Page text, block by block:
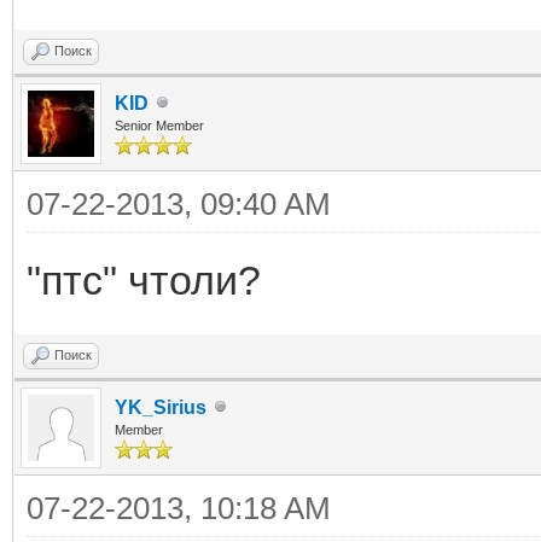
Поиск
KID
Senior Member
07-22-2013, 09:40 AM
"птс" чтоли?
Поиск
YK_Sirius
Member
07-22-2013, 10:18 AM